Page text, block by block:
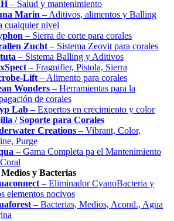
– Salud y mantenimiento
Marin – Aditivos, alimentos y Balling
cualquier nivel
– Sierra de corte para corales
Zucht – Sistema Zeovit para corales
– Sistema Balling y Aditivos
– Fragnifier, Pistola, Sierra
Lift – Alimento para corales
Wonders – Herramientas para la
de corales
Lab – Expertos en crecimiento y color
/ Soporte para Corales
Creations – Vibrant, Color,
Purge
– Gama Completa pa el Mantenimiento
y Bacterias
– Eliminador CyanoBacteria y
elementos nocivos
– Bacterias, Medios, Acond., Agua